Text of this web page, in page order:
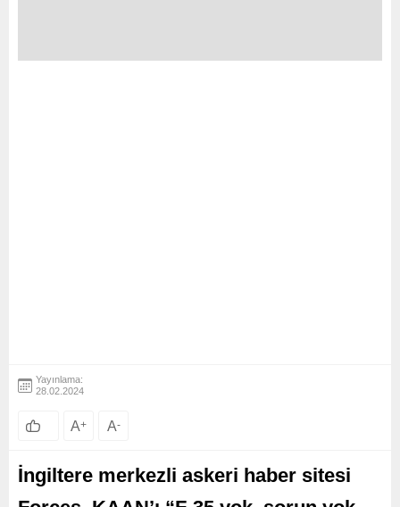
Yayınlama:
28.02.2024
A+ A-
İngiltere merkezli askeri haber sitesi